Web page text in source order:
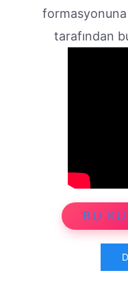
tarafından
BU